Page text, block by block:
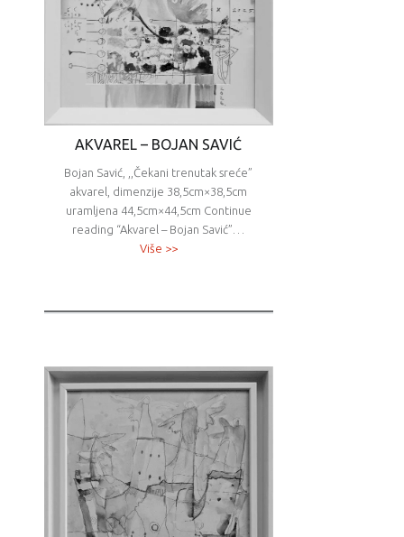
AKVAREL – BOJAN SAVIĆ
Bojan Savić, ,,Čekani trenutak sreće”
akvarel, dimenzije 38,5cm×38,5cm
uramljena 44,5cm×44,5cm Continue
reading “Akvarel – Bojan Savić”…
Više >>